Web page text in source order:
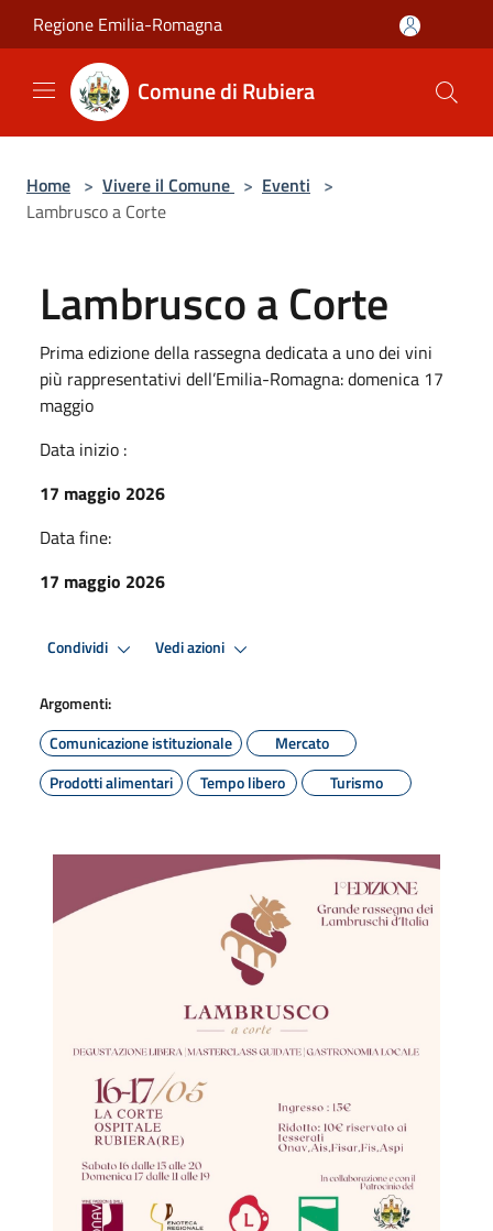
Salta al contenuto principale
Regione Emilia-Romagna
Comune di Rubiera
Home > Vivere il Comune > Eventi >
Lambrusco a Corte
Lambrusco a Corte
Prima edizione della rassegna dedicata a uno dei vini
più rappresentativi dell’Emilia-Romagna: domenica 17
maggio
Data inizio :
17 maggio 2026
Data fine:
17 maggio 2026
Condividi Vedi azioni
Argomenti:
Comunicazione istituzionale
Mercato
Prodotti alimentari
Tempo libero Turismo